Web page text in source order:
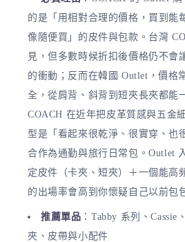
的是「用相對合理的價格，買到能
像隨便買」的皮件與包款。台灣
見，但多數時候折扣後價格仍不會
的衝動；反而在韓國 Outlet，價格
全，從肩背、斜背到短夾長夾都能
COACH 在近年把皮革質感與五金
型是「看起來很乾淨、很實穿、也
合作為通勤與旅行日常包。Outlet
定皮件（卡夾、短夾）＋一個能高
的出場率會高到你懷疑自己以前包
推薦單品 ：Tabby 系列、Cassie
夾、皮帶與小配件